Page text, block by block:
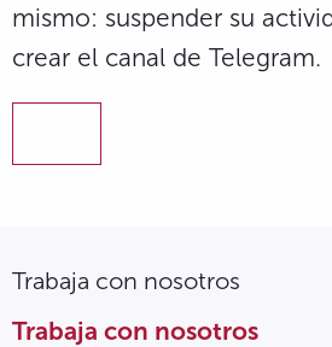
mismo: suspender su
crear el canal de Telegram.
Trabaja con nosotros
Trabaja con nosotros